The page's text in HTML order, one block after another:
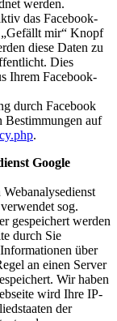
werden.
das Facebook-
mir“ Knopf
diese Daten zu
Dies
Ihrem Facebook-
durch Facebook
Bestimmungen auf
.
Google
sog.
gespeichert werden
durch Sie
über
an einen Server
Wir haben
wird Ihre IP-
der